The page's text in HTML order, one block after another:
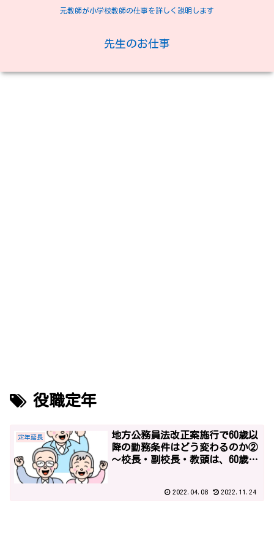
元教師が小学校教師の仕事を詳しく説明します
先生のお仕事
役職定年
定年延長
地方公務員法改正案施行で60歳以
降の勤務条件はどう変わるのか②
～校長・副校長・教頭は、60歳以
2022.04.08 2022.11.24